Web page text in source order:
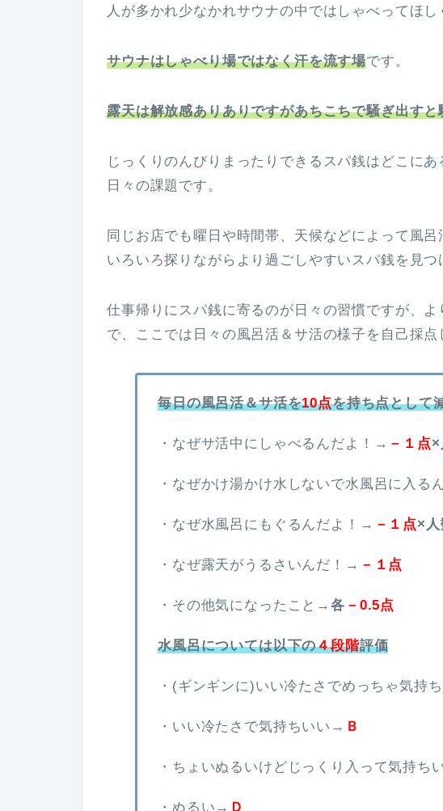
人が多かれ少なかれサウナの中ではしゃべってほし
サウナはしゃべり場ではなく汗を流す場です。
露天は解放感ありありですがあちこちで騒ぎ出すと
じっくりのんびりまったりできるスパ銭はどこに
日々の課題です。
同じお店でも曜日や時間帯、天候などによって風呂
いろいろ探りながらより過ごしやすいスパ銭を見つ
仕事帰りにスパ銭に寄るのが日々の習慣ですが、
で、ここでは日々の風呂活＆サ活の様子を自己採点
毎日の風呂活＆サ活を10点を持ち点として
・なぜサ活中にしゃべるんだよ！→ －１点×
・なぜかけ湯かけ水しないで水風呂に入る
・なぜ水風呂にもぐるんだよ！→ －１点×人
・なぜ露天がうるさいんだ！→ －１点
・その他気になったこと→各 －0.5点
水風呂については以下の４段階評価
・(ギンギンに)いい冷たさでめっちゃ気持
・いい冷たさで気持ちいい→ Ｂ
・ちょいぬるいけどじっくり入って気持ち
・ぬるい→ Ｄ